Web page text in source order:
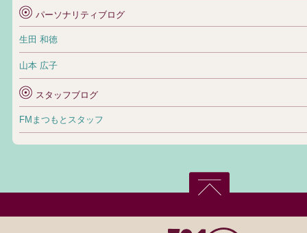
パーソナリティブログ
生田 和徳
山本 広子
スタッフブログ
FMまつもとスタッフ